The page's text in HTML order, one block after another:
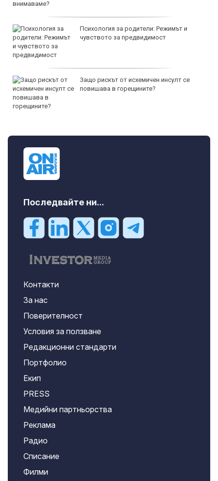
Психология за родители: Режимът и
чувството за предвидимост
Защо рискът от исхемичен инсулт се
повишава в горещините?
Последвайте ни...
Контакти
За нас
Поверителност
Условия за ползване
Редакционни стандарти
Портфолио
Екип
PRESS
Медийни партньорства
Реклама
Радио
Списание
Филми